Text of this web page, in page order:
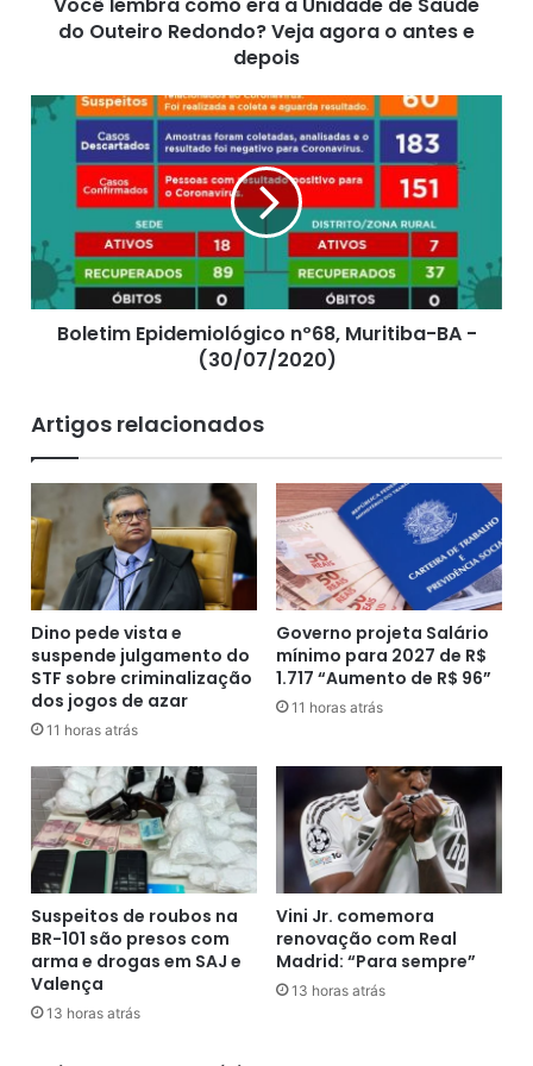
o
e
n
d
e
S
d
e
d
o
O
u
t
e
i
o
e
d
o
d
?
V
do Outeiro Redondo? Veja agora o antes e
depois
B
m
p
i
o
l
g
i
c
o
n
º
6
8
,
u
t
b
a
-
B
A
Boletim Epidemiológico nº68, Muritiba-BA -
(30/07/2020)
Artigos relacionados
Dino pede vista e
suspende julgamento do
STF sobre criminalização
dos jogos de azar
11 horas atrás
Governo projeta Salário
mínimo para 2027 de R$
1.717 “Aumento de R$ 96”
11 horas atrás
Suspeitos de roubos na
BR-101 são presos com
arma e drogas em SAJ e
Valença
13 horas atrás
Vini Jr. comemora
renovação com Real
Madrid: “Para sempre”
13 horas atrás